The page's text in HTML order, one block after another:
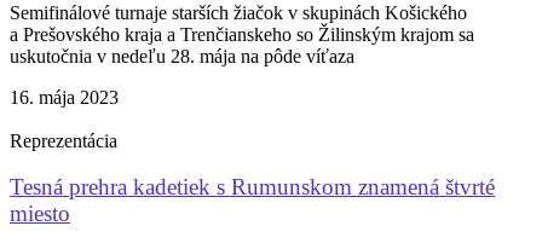
Semifinálové turnaje starších žiačok v skupinách Košického
a Prešovského kraja a Trenčianskeho so Žilinským krajom sa
uskutočnia v nedeľu 28. mája na pôde víťaza
16. mája 2023
Reprezentácia
Tesná prehra kadetiek s Rumunskom znamená štvrté
miesto